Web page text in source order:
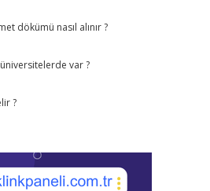
dökümü nasıl alınır ?
var ?
?